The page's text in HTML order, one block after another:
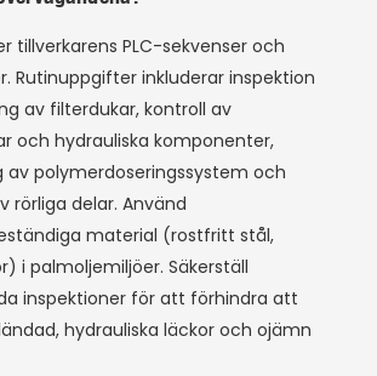
tillverkarens PLC-sekvenser och
Rutinuppgifter inkluderar inspektion
av filterdukar, kontroll av
och hydrauliska komponenter,
av polymerdoseringssystem och
rörliga delar. Använd
material (rostfritt stål,
i palmoljemiljöer. Säkerställ
inspektioner för att förhindra att
hydrauliska läckor och ojämn